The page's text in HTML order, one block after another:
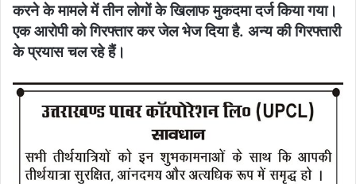
करने के मामले में तीन लोगों के खिलाफ मुकदमा दर्ज किया गया।
एक आरोपी को गिरफ्तार कर जेल भेज दिया है. अन्य की गिरफ्तारी
के प्रयास चल रहे हैं।